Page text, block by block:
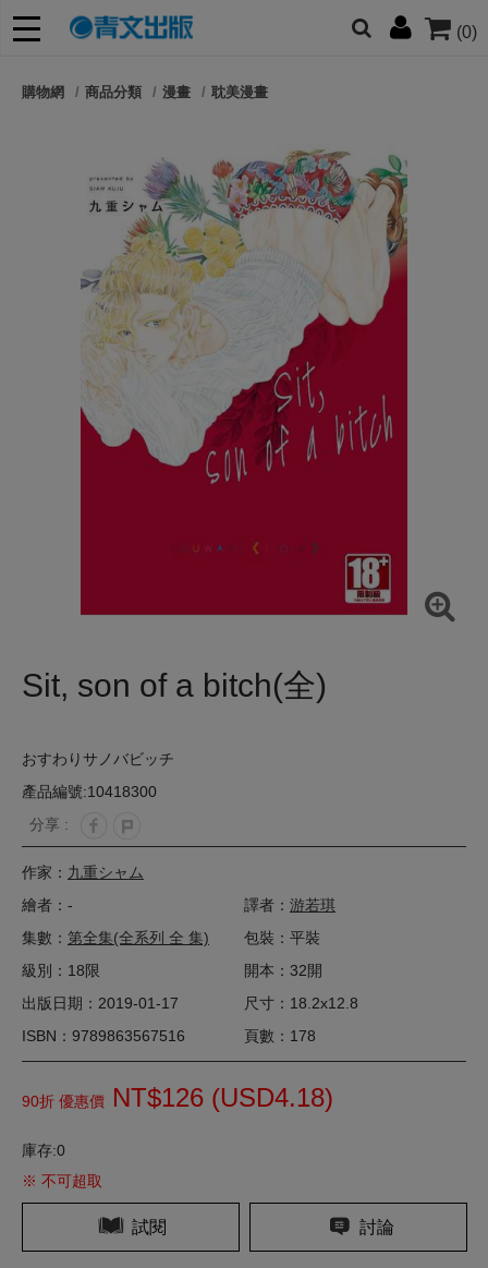
(0)
朋友們，提高警覺！
購物網 商品分類 漫畫 耽美漫畫
Sit, son of a bitch(全)
おすわりサノバビッチ
產品編號:10418300
分享 :
作家： 九重シャム
繪者：-
譯者： 游若琪
集數： 第全集(全系列 全 集)
包裝：平裝
級別：18限
開本：32開
出版日期：2019-01-17
尺寸：18.2x12.8
ISBN：9789863567516
頁數：178
90折 優惠價 NT$126 (USD4.18)
庫存:0
※ 不可超取
試閱 討論